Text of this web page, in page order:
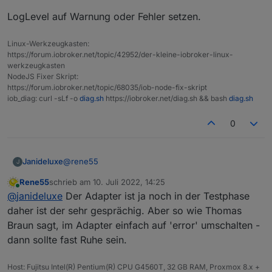
entscheiden, ob die Module interessant sind oder
übermittelter Wert) angezeigt werden. Das kann man
entsprechend dem eigenen Anspruch anpassen.
Für Fragen und Anregungen habe ich immer ein
offenes Ohr. Bin mal gespannt, wie viele User diesen
Adapter einsetzen werden.
LogLevel auf Warnung oder Fehler setzen.
Linux-Werkzeugkasten:
https://forum.iobroker.net/topic/42952/der-kleine-iobroker-linux-
werkzeugkasten
NodeJS Fixer Skript:
https://forum.iobroker.net/topic/68035/iob-node-fix-skript
iob_diag: curl -sLf -o diag.sh https://iobroker.net/diag.sh && bash diag.sh
0
J Janideluxe@rene55
erstmal vielen Dank für den coolen Adapter. Unser
Bosswerk Wechselrichter läuft nun auch damit.
Kleine Frage, der Adapter "müllt" ziemlich mein Log
zu, gibts ne Möglichkeit, dass der Adapter weniger
Info Logs erzeugt?
Online
Rene55schrieb am 10. Juli 2022, 14:25
zuletzt editiert von
@janideluxe Der Adapter ist ja noch in der Testphase
daher ist der sehr gesprächig. Aber so wie Thomas
Braun sagt, im Adapter einfach auf 'error' umschalten -
dann sollte fast Ruhe sein.
Host: Fujitsu Intel(R) Pentium(R) CPU G4560T, 32 GB RAM, Proxmox 8.x +